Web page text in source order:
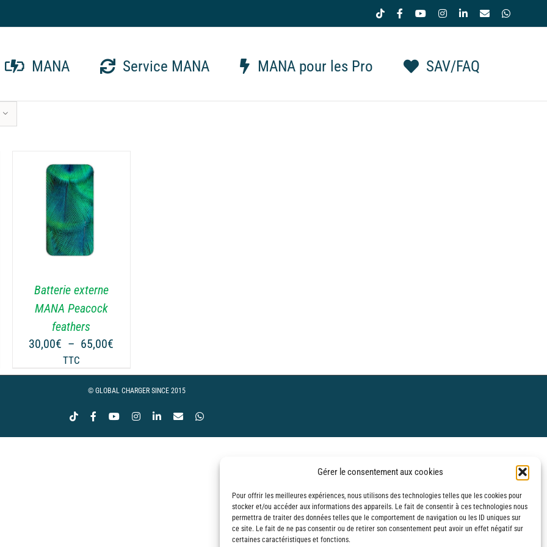
Gérer le consentement aux cookies
Pour offrir les meilleures expériences, nous utilisons des technologies telles que les cookies pour
stocker et/ou accéder aux informations des appareils. Le fait de consentir à ces technologies nous
permettra de traiter des données telles que le comportement de navigation ou les ID uniques sur
ce site. Le fait de ne pas consentir ou de retirer son consentement peut avoir un effet négatif sur
certaines caractéristiques et fonctions.
Tiktok FacebookYouTubeInstagramLinkedIn
Email
MANA Service MANA MANA pour les Pro SAV/FAQ
:
Batterie externe
MANA Peacock
feathers
30,00€ – 65,00€
prix :
30,00€
65,00€
TTC
© GLOBAL CHARGER SINCE 2015
Tiktok FacebookYouTubeInstagramLinkedIn
EmailWhatsApp